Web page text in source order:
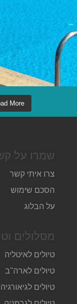
More
שמרו על
צרו איתי קשר
הסכם שימוש
על הבלוג
מסלולים
טיולים לאיטליה
טיולים לארה"ב
טיולים לגיאורגיה